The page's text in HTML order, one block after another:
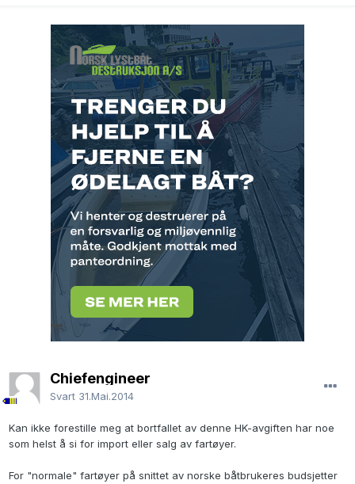
Chiefengineer
Svart 31.Mai.2014
Kan ikke forestille meg at bortfallet av denne HK-avgiften har noe
som helst å si for import eller salg av fartøyer.
For "normale" fartøyer på snittet av norske båtbrukeres budsjetter